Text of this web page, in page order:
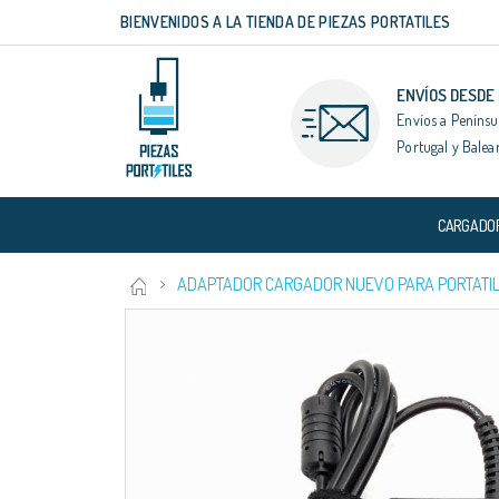
contenido
BIENVENIDOS A LA TIENDA DE PIEZAS PORTATILES
ENVÍOS
Envíos a
Portugal y
ADAPTADOR CARGADOR NUEVO PARA